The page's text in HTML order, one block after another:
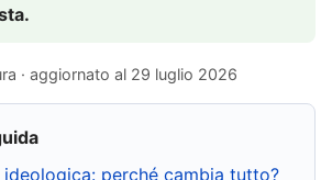
· aggiornato al 29 luglio 2026
ideologica: perché cambia tutto?